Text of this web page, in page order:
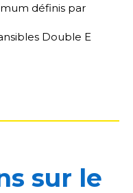
définis par
Double E
sur le